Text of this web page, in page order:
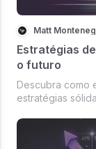
Matt
Estratégias
o futuro
Descubra como
estratégias